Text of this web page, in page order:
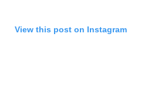
View this post on Instagram